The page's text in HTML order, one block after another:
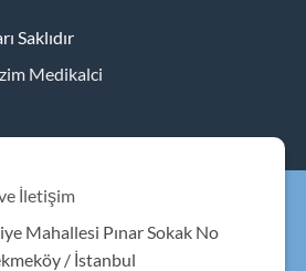
Saklıdır
Medikalci
İletişim
Mahallesi Pınar Sokak No
/ İstanbul